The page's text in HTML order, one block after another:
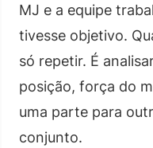
MJ e a equipe
tivesse objetivo.
só repetir. É
posição, força do
uma parte para
conjunto.